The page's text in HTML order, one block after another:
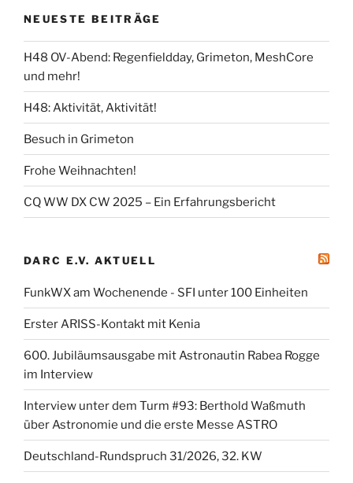
NEUESTE BEITRÄGE
H48 OV-Abend: Regenfieldday, Grimeton, MeshCore
und mehr!
H48: Aktivität, Aktivität!
Besuch in Grimeton
Frohe Weihnachten!
CQ WW DX CW 2025 – Ein Erfahrungsbericht
DARC E.V. AKTUELL
FunkWX am Wochenende - SFI unter 100 Einheiten
Erster ARISS-Kontakt mit Kenia
600. Jubiläumsausgabe mit Astronautin Rabea Rogge
im Interview
Interview unter dem Turm #93: Berthold Waßmuth
über Astronomie und die erste Messe ASTRO
Deutschland-Rundspruch 31/2026, 32. KW